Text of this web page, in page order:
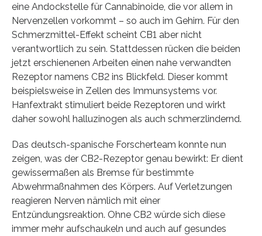
eine Andockstelle für Cannabinoide, die vor allem in
Nervenzellen vorkommt – so auch im Gehirn. Für den
Schmerzmittel-Effekt scheint CB1 aber nicht
verantwortlich zu sein. Stattdessen rücken die beiden
jetzt erschienenen Arbeiten einen nahe verwandten
Rezeptor namens CB2 ins Blickfeld. Dieser kommt
beispielsweise in Zellen des Immunsystems vor.
Hanfextrakt stimuliert beide Rezeptoren und wirkt
daher sowohl halluzinogen als auch schmerzlindernd.
Das deutsch-spanische Forscherteam konnte nun
zeigen, was der CB2-Rezeptor genau bewirkt: Er dient
gewissermaßen als Bremse für bestimmte
Abwehrmaßnahmen des Körpers. Auf Verletzungen
reagieren Nerven nämlich mit einer
Entzündungsreaktion. Ohne CB2 würde sich diese
immer mehr aufschaukeln und auch auf gesundes